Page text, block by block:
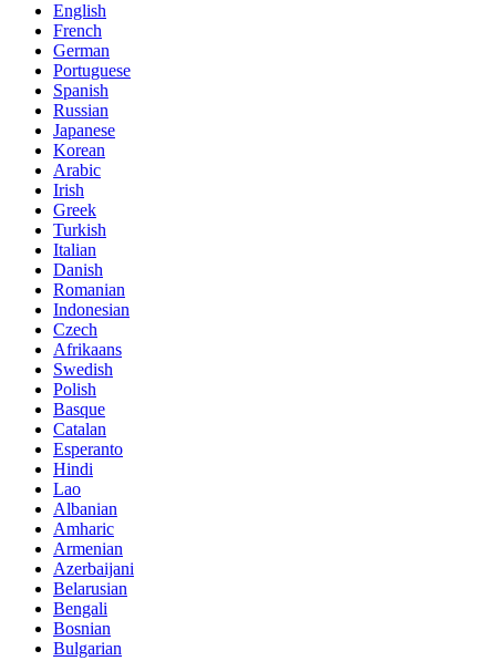
English
French
German
Portuguese
Spanish
Russian
Japanese
Korean
Arabic
Irish
Greek
Turkish
Italian
Danish
Romanian
Indonesian
Czech
Afrikaans
Swedish
Polish
Basque
Catalan
Esperanto
Hindi
Lao
Albanian
Amharic
Armenian
Azerbaijani
Belarusian
Bengali
Bosnian
Bulgarian